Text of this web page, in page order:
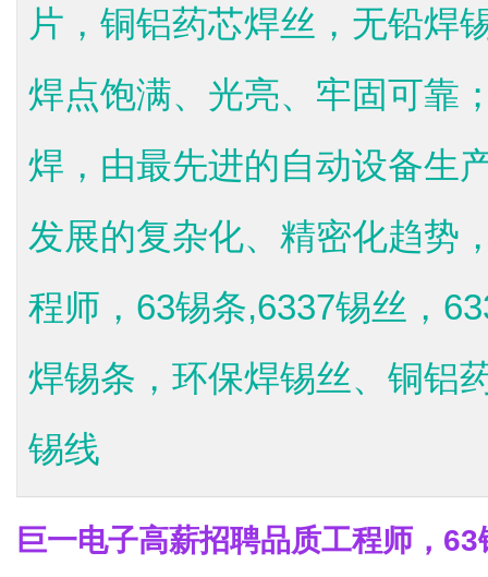
片，铜铝药芯焊丝，无铅焊
焊点饱满、光亮、牢固可靠
焊，由最先进的自动设备生
发展的复杂化、精密化趋势
程师，63锡条,6337锡丝，
焊锡条，环保焊锡丝、铜铝
锡线
巨一电子高薪招聘品质工程师，63